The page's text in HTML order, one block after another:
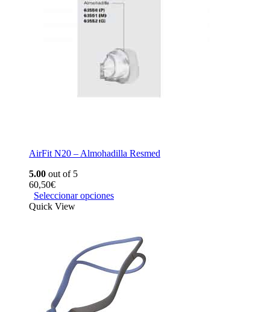
AirFit N20 – Almohadilla Resmed
5.00 out of 5
60,50€
Seleccionar opciones
Quick View